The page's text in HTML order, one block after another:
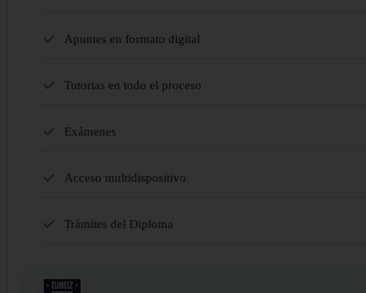
Apuntes en formato digital
Tutorias en todo el proceso
Exámenes
Acceso multidispositivo
Trámites del Diploma